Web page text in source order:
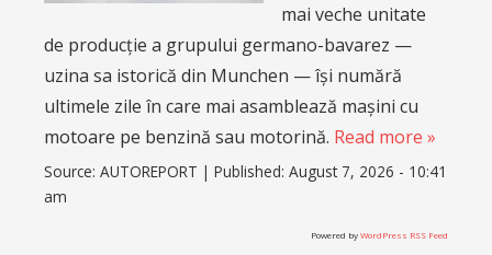
mai veche unitate
de producție a grupului germano-bavarez —
uzina sa istorică din Munchen — își numără
ultimele zile în care mai asamblează mașini cu
motoare pe benzină sau motorină. Read more »
Source: AUTOREPORT | Published: August 7, 2026 - 10:41
am
Powered byWordPress RSS Feed